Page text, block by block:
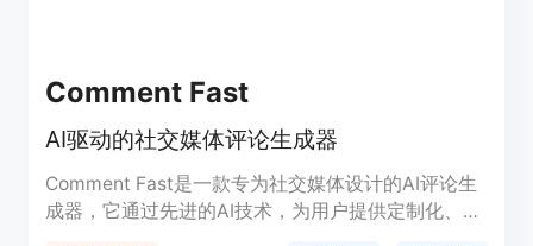
Comment Fast
AI驱动的社交媒体评论生成器
Comment Fast是一款专为社交媒体设计的AI评论生
成器，它通过先进的AI技术，为用户提供定制化、多